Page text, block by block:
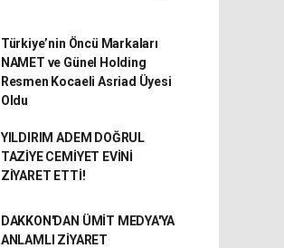
Türkiye’nin Öncü Markaları
NAMET ve Günel Holding
Resmen Kocaeli Asriad Üyesi
Oldu
YILDIRIM ADEM DOĞRUL
TAZİYE CEMİYET EVİNİ
ZİYARET ETTİ!
DAKKON'DAN ÜMİT MEDYA'YA
ANLAMLI ZİYARET